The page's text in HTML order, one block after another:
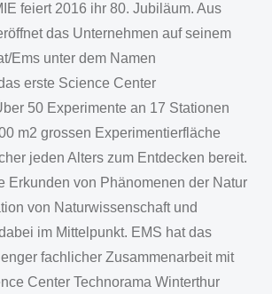
feiert 2016 ihr 80. Jubiläum. Aus
das Unternehmen auf seinem
Ems unter dem Namen
erste Science Center
50 Experimente an 17 Stationen
m2 grossen Experimentierfläche
jeden Alters zum Entdecken bereit.
Erkunden von Phänomenen der Natur
von Naturwissenschaft und
im Mittelpunkt. EMS hat das
fachlicher Zusammenarbeit mit
Center Technorama Winterthur